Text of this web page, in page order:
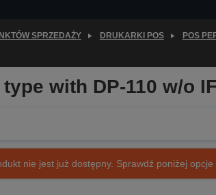
SPRZEDAŻY DRUKARKI POS POS
with DP-110 w/o
nie jest już dostępny. Sprawdź poniżej opcje